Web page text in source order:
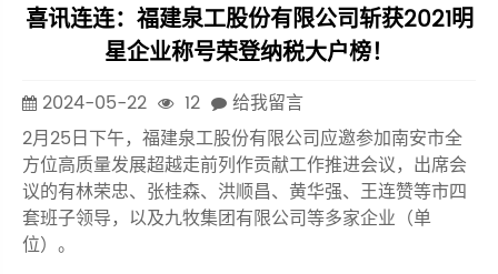
喜讯连连：福建泉工股份有限公司斩获2021明
星企业称号荣登纳税大户榜！
2024-05-22 12
给我留言
2月25日下午，福建泉工股份有限公司应邀参加南安市全
方位高质量发展超越走前列作贡献工作推进会议，出席会
议的有林荣忠、张桂森、洪顺昌、黄华强、王连赞等市四
套班子领导，以及九牧集团有限公司等多家企业（单
位）。